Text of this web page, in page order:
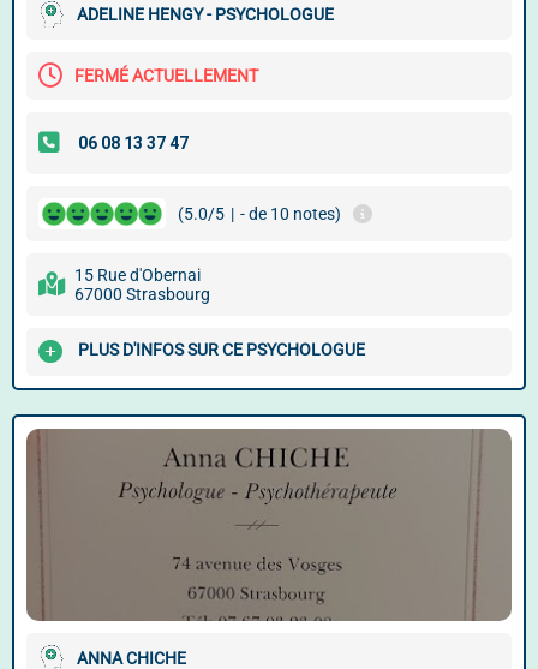
ADELINE HENGY - PSYCHOLOGUE
FERMÉ ACTUELLEMENT
(5.0/5 | - de 10 notes)
15 Rue d'Obernai
67000 Strasbourg
PLUS D'INFOS SUR CE PSYCHOLOGUE
ANNA CHICHE